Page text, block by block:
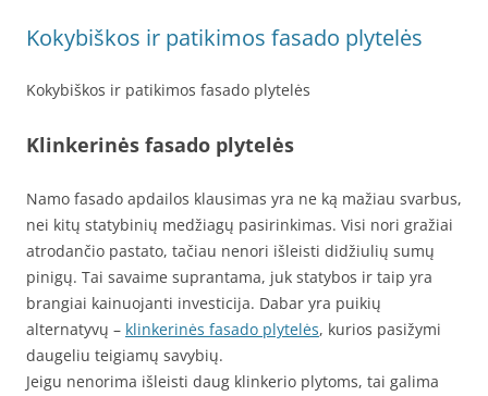
Kokybiškos ir patikimos fasado plytelės
Kokybiškos ir patikimos fasado plytelės
Klinkerinės fasado plytelės
Namo fasado apdailos klausimas yra ne ką mažiau svarbus,
nei kitų statybinių medžiagų pasirinkimas. Visi nori gražiai
atrodančio pastato, tačiau nenori išleisti didžiulių sumų
pinigų. Tai savaime suprantama, juk statybos ir taip yra
brangiai kainuojanti investicija. Dabar yra puikių
alternatyvų – klinkerinės fasado plytelės, kurios pasižymi
daugeliu teigiamų savybių.
Jeigu nenorima išleisti daug klinkerio plytoms, tai galima